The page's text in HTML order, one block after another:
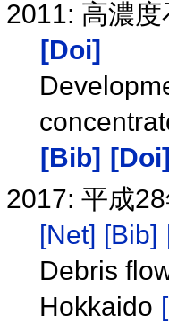
2011: 高濃
[Doi]
[Bib] [Doi]
2017: 平成
[Net] [Bib]
Debris
Hokkaido